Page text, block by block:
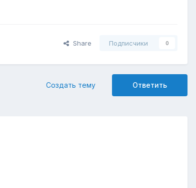
Share Подписчики 0
Ответить
Создать тему